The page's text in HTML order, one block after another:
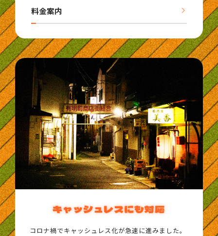
料金案内
キャッシュレスにも対応
コロナ禍でキャッシュレス化が急速に進みました。